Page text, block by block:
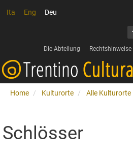
Ita Eng Deu
Die Abteilung Rechtshinweise
Home
Kulturorte Alle Kulturorte
Schlösser